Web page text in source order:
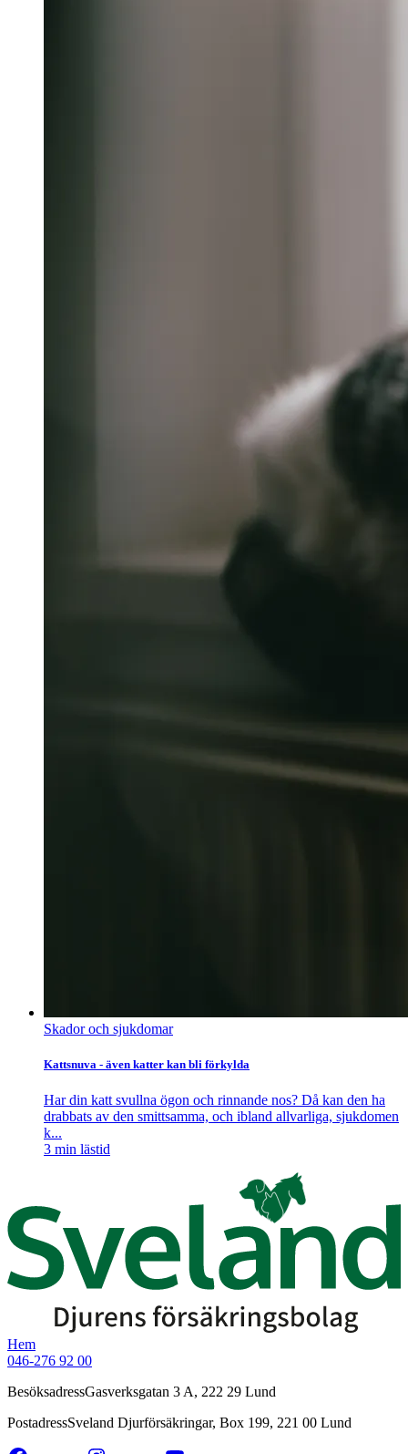
Skador och sjukdomar
Kattsnuva - även katter kan bli förkylda
Har din katt svullna ögon och rinnande nos? Då kan den ha
drabbats av den smittsamma, och ibland allvarliga, sjukdomen
k...
3 min lästid
Hem
046-276 92 00
BesöksadressGasverksgatan 3 A, 222 29 Lund
PostadressSveland Djurförsäkringar, Box 199, 221 00 Lund